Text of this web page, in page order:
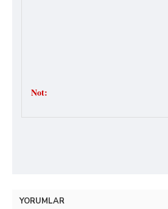
Not:
YORUMLAR